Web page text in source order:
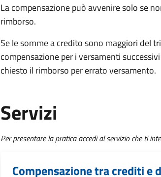
La compensazione può avvenire solo se
rimborso.
Se le somme a credito sono maggiori del
compensazione per i versamenti
chiesto il rimborso per errato versamento.
Servizi
Per presentare la pratica accedi al servizio che ti
Compensazione tra crediti